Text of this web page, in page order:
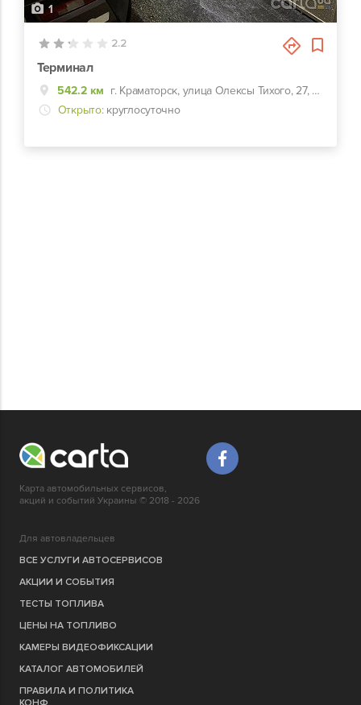
1
2.2
Терминал
542.2 км
г. Краматорск, улица Олексы Тихого, 27, На АЗС
Открыто: круглосуточно
Карта автомобильных сервисов,
акций и событий Украины © 2018 - 2026
Для автовладельцев
ВСЕ УСЛУГИ АВТОСЕРВИСОВ
АКЦИИ И СОБЫТИЯ
ТЕСТЫ ТОПЛИВА
ЦЕНЫ НА ТОПЛИВО
КАМЕРЫ ВИДЕОФИКСАЦИИ
КАТАЛОГ АВТОМОБИЛЕЙ
ПРАВИЛА И ПОЛИТИКА